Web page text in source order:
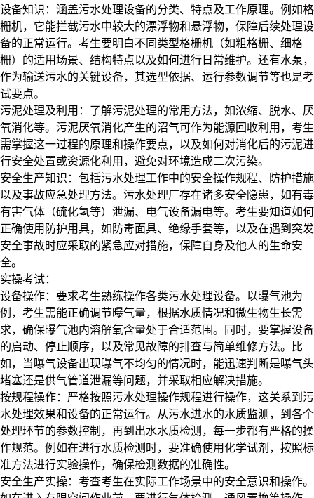
设备知识：涵盖污水处理设备的分类、特点及工作原理。例如格
栅机，它能拦截污水中较大的漂浮物和悬浮物，保障后续处理设
备的正常运行。考生要明白不同类型格栅机（如粗格栅、细格
栅）的适用场景、结构特点以及如何进行日常维护。还有水泵，
作为输送污水的关键设备，其选型依据、运行参数调节等也是考
试要点。​
污泥处理及利用：了解污泥处理的常用方法，如浓缩、脱水、厌
氧消化等。污泥厌氧消化产生的沼气可作为能源回收利用，考生
需掌握这一过程的原理和操作要点，以及如何对消化后的污泥进
行安全处置或资源化利用，避免对环境造成二次污染。​
安全生产知识：包括污水处理工作中的安全操作规程、防护措施
以及事故应急处理方法。污水处理厂存在诸多安全隐患，如有毒
有害气体（硫化氢等）泄漏、电气设备漏电等。考生要知道如何
正确使用防护用具，如防毒面具、绝缘手套等，以及在遇到突发
安全事故时应采取的紧急应对措施，保障自身及他人的生命安
全。​
实操考试：​
设备操作：要求考生熟练操作各类污水处理设备。以曝气池为
例，考生需能正确调节曝气量，根据水质情况和微生物生长需
求，确保曝气池内溶解氧含量处于合适范围。同时，要掌握设备
的启动、停止顺序，以及常见故障的排查与简单维修方法。比
如，当曝气设备出现曝气不均匀的情况时，能迅速判断是曝气头
堵塞还是供气管道泄漏等问题，并采取相应解决措施。​
按规程操作：严格按照污水处理操作规程进行操作，这关系到污
水处理效果和设备的正常运行。从污水进水的水质监测，到各个
处理环节的参数控制，再到出水水质检测，每一步都有严格的操
作规范。例如在进行水质检测时，要准确使用化学试剂，按照标
准方法进行实验操作，确保检测数据的准确性。​
安全生产实操：考查考生在实际工作场景中的安全意识和操作。